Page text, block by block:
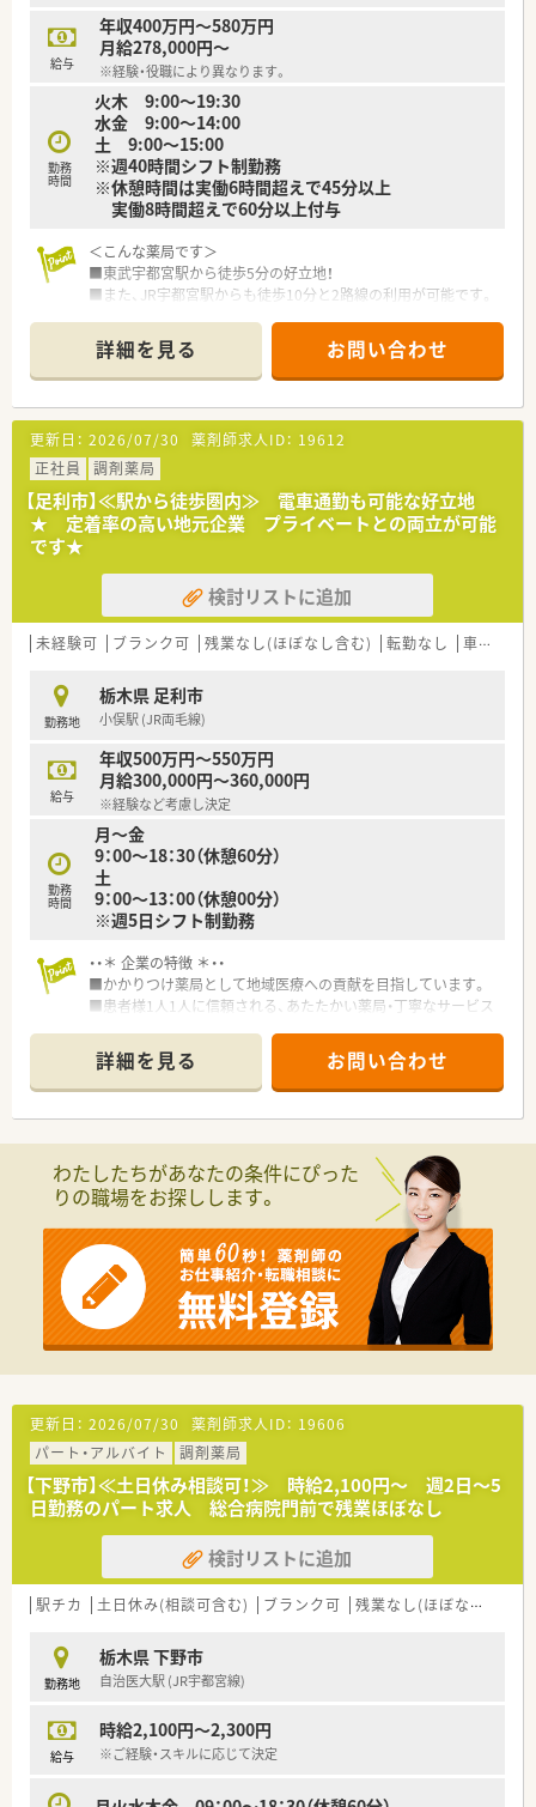
給与
年収400万円～580万円
月給278,000円～
※経験・役職により異なります。
勤務
時間
火木 9:00～19:30
水金 9:00～14:00
土 9:00～15:00
※週40時間シフト制勤務
※休憩時間は実働6時間超えで45分以上
実働8時間超えで60分以上付与
＜こんな薬局です＞
■東武宇都宮駅から徒歩5分の好立地！
■また、JR宇都宮駅からも徒歩10分と2路線の利用が可能です。
■1日の平均処方枚数は60枚程度です。
■薬剤師常勤3名に加え、医療事務も2名在籍しており、対人業務
に集中できます。
■薬局は県道10号沿いに立ち並ぶ商店街から1歩入った先にご
ざいます。
■門前病院へ向かう途中にございますので、患者様の導線もよく
入店しやすい店舗です。
＜ワークライフバランス◎＞
■平均残業は20時間以下。有給休暇や産育休もしっかり取れる
■年間休日は123日以上。有給休暇も半日から取得が可能です。
■やりたいことを会社が応援していただける社風で、社員の自主
性を重んじています。
■中途入社の方でも3か月間の研修があり、企業風土ややり方な
どを習得しながらスタートできます。
■中途社員研修、階層別研修、オープン型勉強会、グループ内学術
大会など研修制度も充実しています。
＜家賃補助制度＞
■家賃の50％（上限は月45,000円）が支給されます。
■最長5年間利用できます。
■ご実家から公共交通機関で60分以上のご通勤をされている方
が対象になります。
＜こんな企業です＞
ン薬局です。
■患者様はもちろん、関係する医療従事者や地域の方、一緒に働
く仲間を大切にする風土があります。
地域密着薬局を展開しています。
詳細を見る お問い合わせ
更新日： 2026/07/30 薬剤師求人ID： 19612
正社員
調剤薬局
【足利市】≪駅から徒歩圏内≫ 電車通勤も可能な好立地
★ 定着率の高い地元企業 プライベートとの両立が可能
です★
検討リストに追加
未経験可 ブランク可 残業なし(ほぼなし含む) 転勤なし 車通勤可
勤務地
栃木県 足利市
小俣駅 (JR両毛線)
給与
年収500万円～550万円
月給300,000円～360,000円
※経験など考慮し決定
勤務
時間
月～金
9：00～18：30（休憩60分）
土
9：00～13：00（休憩00分）
※週5日シフト制勤務
・・＊ 企業の特徴 ＊・・
■かかりつけ薬局として地域医療への貢献を目指しています。
■患者様1人1人に信頼される、あたたかい薬局・丁寧なサービス
■新人教育も積極的に行っており、社会人の基礎知識を始め常識
的な事から、薬の知識、保険知識を段階的に学び、お客さまに笑
顔を与えられる薬剤師を目指し研修していきます。
■配属された店舗ではさまざまな調剤を経験し、医師や看護師と
■独立を目指す方は、まず管理薬剤師を経験して頂き、経営幹部
又は独立、そして社長の道へとつながっていきます。
詳細を見る お問い合わせ
わたしたちがあなたの条件にぴった
りの職場をお探しします。
更新日： 2026/07/30 薬剤師求人ID： 19606
パート・アルバイト
調剤薬局
【下野市】≪土日休み相談可！≫ 時給2,100円～ 週2日～5
日勤務のパート求人 総合病院門前で残業ほぼなし
検討リストに追加
駅チカ 土日休み(相談可含む) ブランク可 残業なし(ほぼなし含む)
勤務地
栃木県 下野市
自治医大駅 (JR宇都宮線)
給与
時給2,100円～2,300円
※ご経験・スキルに応じて決定